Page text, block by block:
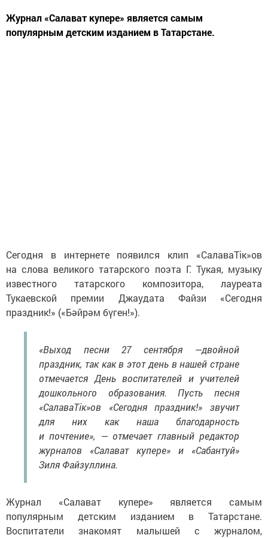
Журнал «Салават купере» является самым
популярным детским изданием в Татарстане.
Сегодня в интернете появился клип «СалаваТік»ов
на слова великого татарского поэта Г. Тукая, музыку
известного татарского композитора, лауреата
Тукаевской премии Джаудата Файзи «Сегодня
праздник!» («Бәйрәм бүген!»).
«Выход песни 27 сентября —двойной
праздник, так как в этот день в нашей стране
отмечается День воспитателей и учителей
дошкольного образования. Пусть песня
«СалаваТік»ов «Сегодня праздник!» звучит
для них как наша благодарность
и почтение», — отмечает главный редактор
журналов «Салават купере» и «Сабантуй»
Зиля Файзуллина.
Журнал «Салават купере» является самым
популярным детским изданием в Татарстане.
Воспитатели знакомят малышей с журналом,